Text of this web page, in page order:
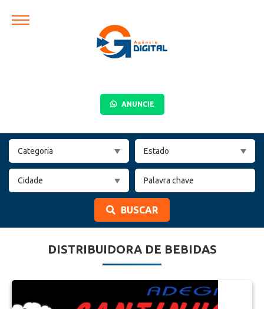
ANUNCIE
BUSCAR
DISTRIBUIDORA DE BEBIDAS